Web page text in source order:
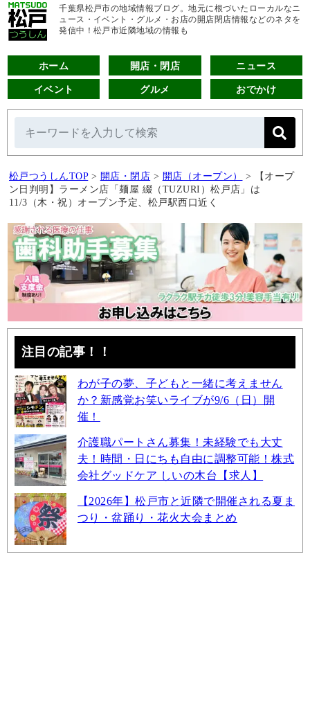
千葉県松戸市の地域情報ブログ。地元に根づいたローカルなニ
ュース・イベント・グルメ・お店の開店閉店情報などのネタを
発信中！松戸市近隣地域の情報も
ホーム 開店・閉店 ニュース
イベント グルメ おでかけ
松戸つうしんTOP > 開店・閉店 > 開店（オープン） > 【オープ
ン日判明】ラーメン店「麺屋 綴（TUZURI）松戸店」は
11/3（木・祝）オープン予定、松戸駅西口近く
注目の記事！！
わが子の夢、子どもと一緒に考えません
か？新感覚お笑いライブが9/6（日）開
催！
介護職パートさん募集！未経験でも大丈
夫！時間・日にちも自由に調整可能！株式
会社グッドケア しいの木台【求人】
【2026年】松戸市と近隣で開催される夏ま
つり・盆踊り・花火大会まとめ